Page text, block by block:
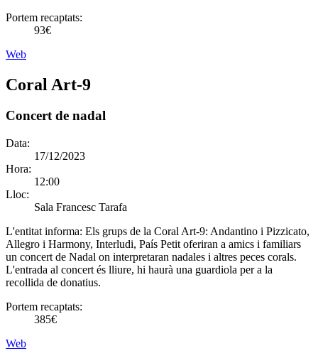
Portem recaptats:
93€
Web
Coral Art-9
Concert de nadal
Data:
17/12/2023
Hora:
12:00
Lloc:
Sala Francesc Tarafa
L'entitat informa: Els grups de la Coral Art-9: Andantino i Pizzicato,
Allegro i Harmony, Interludi, País Petit oferiran a amics i familiars
un concert de Nadal on interpretaran nadales i altres peces corals.
L'entrada al concert és lliure, hi haurà una guardiola per a la
recollida de donatius.
Portem recaptats:
385€
Web